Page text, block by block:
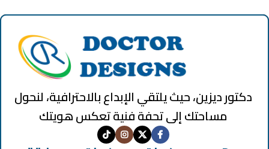
دكتور ديزين، حيث يلتقي الإبداع بالاحترافية، لنحول
مساحتك إلى تحفة فنية تعكس هويتك